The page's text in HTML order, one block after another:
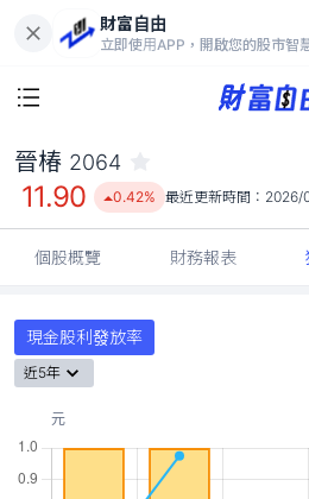
財富自由
立即使用APP，開啟您的股市智
11.90
0.42%
晉椿 2064
11.90 0.42% 最近更新時間： 2026/
個股概覽 財務報表
現金股利發放率
近5年